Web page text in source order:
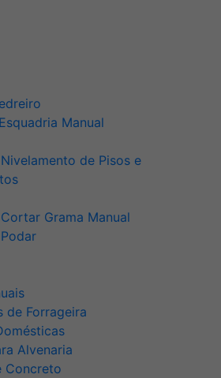
Manual
de Pisos e
Grama Manual
de Forrageira
Alvenaria
Concreto